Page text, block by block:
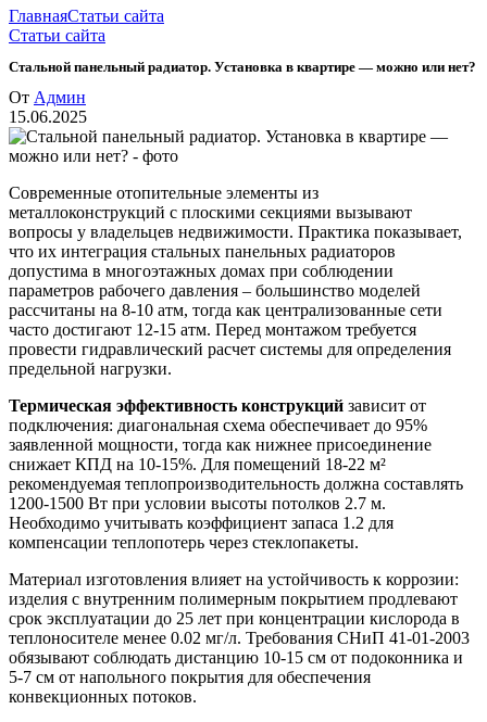
ГлавнаяСтатьи сайта
Статьи сайта
Стальной панельный радиатор. Установка в квартире — можно или нет?
От Админ
15.06.2025
Современные отопительные элементы из
металлоконструкций с плоскими секциями вызывают
вопросы у владельцев недвижимости. Практика показывает,
что их интеграция стальных панельных радиаторов
допустима в многоэтажных домах при соблюдении
параметров рабочего давления – большинство моделей
рассчитаны на 8-10 атм, тогда как централизованные сети
часто достигают 12-15 атм. Перед монтажом требуется
провести гидравлический расчет системы для определения
предельной нагрузки.
Термическая эффективность конструкций зависит от
подключения: диагональная схема обеспечивает до 95%
заявленной мощности, тогда как нижнее присоединение
снижает КПД на 10-15%. Для помещений 18-22 м²
рекомендуемая теплопроизводительность должна составлять
1200-1500 Вт при условии высоты потолков 2.7 м.
Необходимо учитывать коэффициент запаса 1.2 для
компенсации теплопотерь через стеклопакеты.
Материал изготовления влияет на устойчивость к коррозии:
изделия с внутренним полимерным покрытием продлевают
срок эксплуатации до 25 лет при концентрации кислорода в
теплоносителе менее 0.02 мг/л. Требования СНиП 41-01-2003
обязывают соблюдать дистанцию 10-15 см от подоконника и
5-7 см от напольного покрытия для обеспечения
конвекционных потоков.